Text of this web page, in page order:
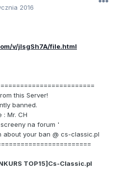
2016
v/jIsgSh7A/file.html
this Server!
banned.
: Mr. CH
na forum '
about your ban @ cs-classic.pl
TOP15]Cs-Classic.pl